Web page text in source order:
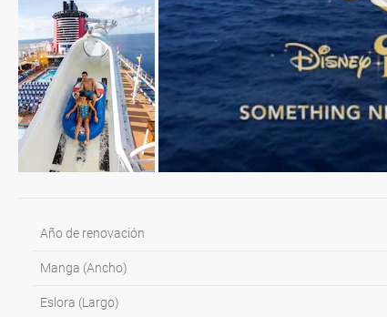
Año de renovación
Manga (Ancho)
Eslora (Largo)